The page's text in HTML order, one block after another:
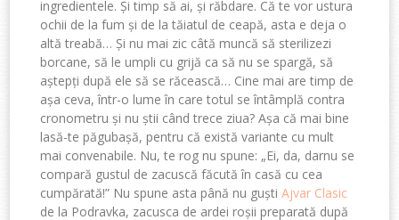
ingredientele.Și timp să ai,și răbdare. Că te vor ustura
ochii de lafum și de latăiatul de ceapă, asta e deja o
altă treabă… Și nu mai zic câtă muncă să sterilizezi
borcane, să le umpli cu grijă ca să nu se spargă, să
aștepți după ele să se răcească… Cine mai aretimp de
așa ceva,într-o lume în caretotul seîntâmplă contra
cronometru și nuștii când trece ziua? Așa că mai bine
lasă-te păgubașă, pentru că există variante cu mult
mai convenabile. Nu,te rog nu spune: „Ei, da, darnu se
compară gustul de zacuscă făcută în casă cu cea
cumpărată!” Nu spune asta până nu guștiAjvar Clasic
de la Podravka, zacusca de ardei roșii preparată după